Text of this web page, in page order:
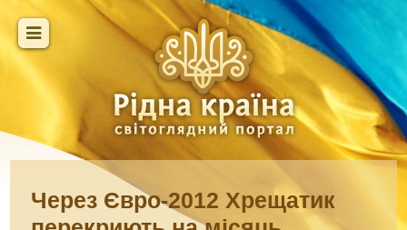
Через Євро-2012 Хрещатик